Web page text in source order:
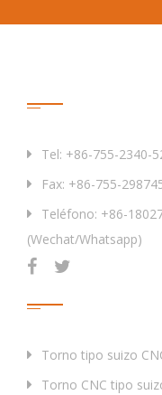
Tel: +86-755-2340-
Fax: +86-755-
Teléfono: +86-
(Wechat/Whatsapp)
Torno tipo suizo
Torno CNC tipo